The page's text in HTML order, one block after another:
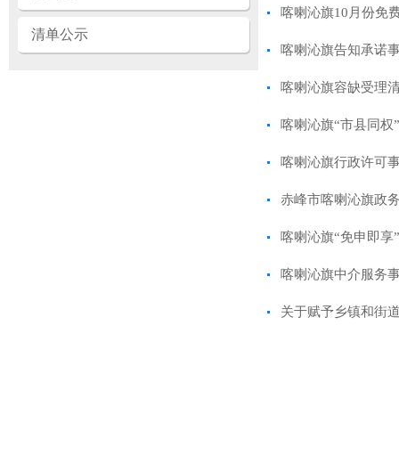
清单公示
喀喇沁旗10月份免
喀喇沁旗告知承诺
喀喇沁旗容缺受理
喀喇沁旗“市县同权
喀喇沁旗行政许可
赤峰市喀喇沁旗政
喀喇沁旗“免申即享
喀喇沁旗中介服务
关于赋予乡镇和街